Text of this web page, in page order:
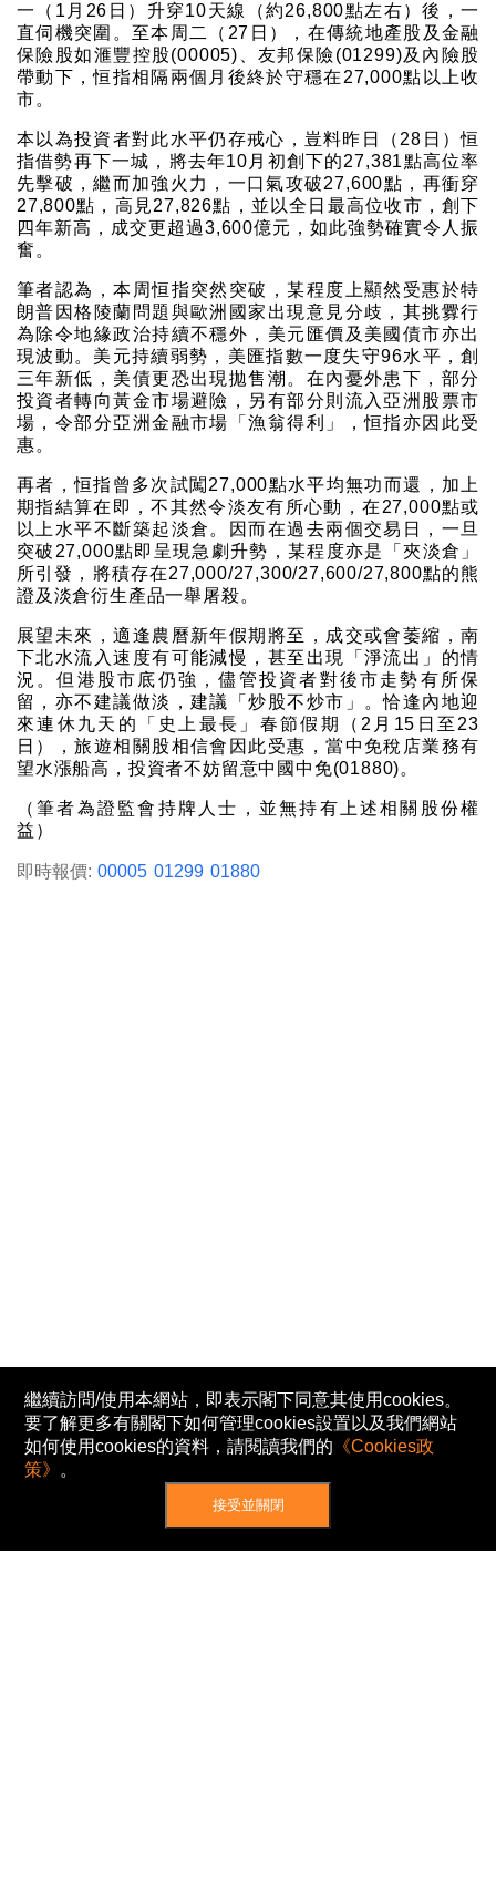
一（1月26日）升穿10天線（約26,800點左右）後，一
直伺機突圍。至本周二（27日），在傳統地產股及金融
保險股如滙豐控股(00005)、友邦保險(01299)及內險股
帶動下，恒指相隔兩個月後終於守穩在27,000點以上收
市。
本以為投資者對此水平仍存戒心，豈料昨日（28日）恒
指借勢再下一城，將去年10月初創下的27,381點高位率
先擊破，繼而加強火力，一口氣攻破27,600點，再衝穿
27,800點，高見27,826點，並以全日最高位收市，創下
四年新高，成交更超過3,600億元，如此強勢確實令人振
奮。
筆者認為，本周恒指突然突破，某程度上顯然受惠於特
朗普因格陵蘭問題與歐洲國家出現意見分歧，其挑釁行
為除令地緣政治持續不穩外，美元匯價及美國債市亦出
現波動。美元持續弱勢，美匯指數一度失守96水平，創
三年新低，美債更恐出現拋售潮。在內憂外患下，部分
投資者轉向黃金市場避險，另有部分則流入亞洲股票市
場，令部分亞洲金融市場「漁翁得利」，恒指亦因此受
惠。
再者，恒指曾多次試闖27,000點水平均無功而還，加上
期指結算在即，不其然令淡友有所心動，在27,000點或
以上水平不斷築起淡倉。因而在過去兩個交易日，一旦
突破27,000點即呈現急劇升勢，某程度亦是「夾淡倉」
所引發，將積存在27,000/27,300/27,600/27,800點的熊
證及淡倉衍生產品一舉屠殺。
展望未來，適逢農曆新年假期將至，成交或會萎縮，南
下北水流入速度有可能減慢，甚至出現「淨流出」的情
況。但港股市底仍強，儘管投資者對後市走勢有所保
留，亦不建議做淡，建議「炒股不炒市」。恰逢內地迎
來連休九天的「史上最長」春節假期（2月15日至23
日），旅遊相關股相信會因此受惠，當中免稅店業務有
望水漲船高，投資者不妨留意中國中免(01880)。
（筆者為證監會持牌人士，並無持有上述相關股份權
益）
即時報價: 00005 01299 01880
繼續訪問/使用本網站，即表示閣下同意其使用cookies。
要了解更多有關閣下如何管理cookies設置以及我們網站
如何使用cookies的資料，請閱讀我們的 《Cookies政
策》 。
接受並關閉